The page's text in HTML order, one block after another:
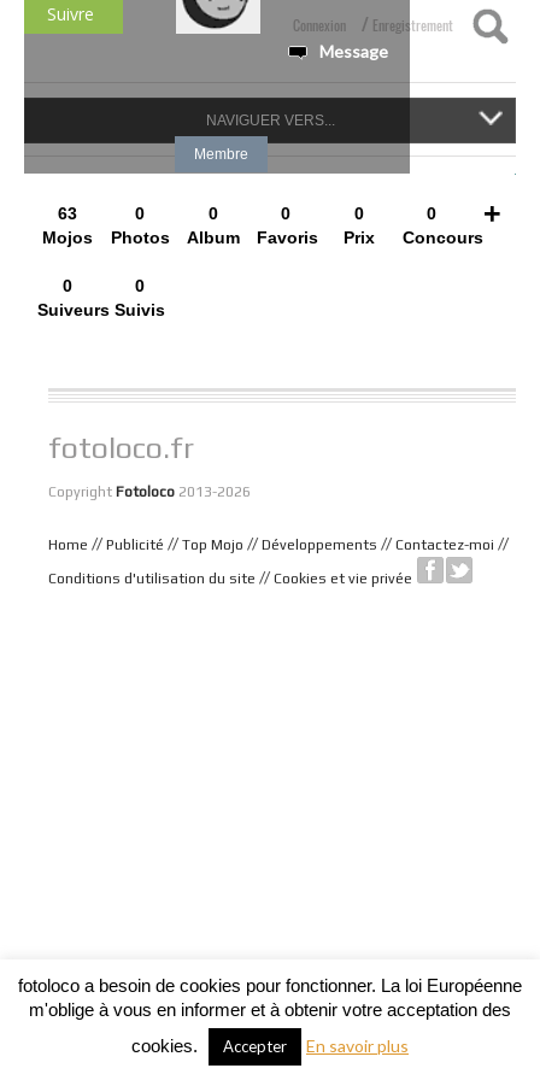
Connexion / Enregistrement
NAVIGUER VERS...
Suivre
Membre
Message
63
Mojos
0
Photos
0
Album
0
Favoris
0
Prix
0
Concours
0
Suiveurs
0
Suivis
+
fotoloco.fr
Copyright Fotoloco 2013-2026
Home // Publicité // Top Mojo // Développements // Contactez-moi //
Conditions d'utilisation du site // Cookies et vie privée
fotoloco a besoin de cookies pour fonctionner. La loi Européenne
m'oblige à vous en informer et à obtenir votre acceptation des
cookies.
Accepter En savoir plus